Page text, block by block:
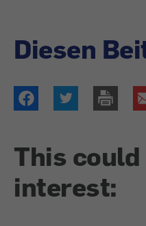
Diesen
This
interest: